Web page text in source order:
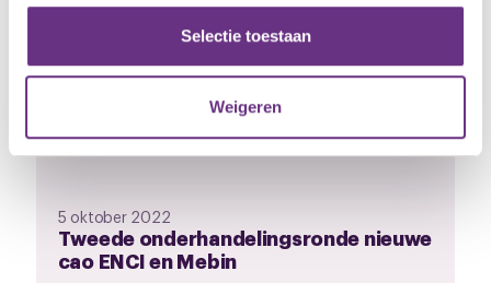
partners voor social media, adverteren en analyse. Deze
partners kunnen deze gegevens combineren met andere
verzameld op basis van uw gebruik van hun services.
U kunt uw toestemming op elk moment wijzigen of
pagina.
Selectie toestaan
Weigeren
5 oktober 2022
Tweede onderhandelingsronde nieuwe
cao ENCI en Mebin